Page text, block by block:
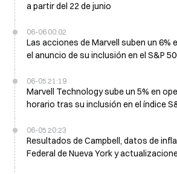
a partir del 22 de junio
06-06 00:02
Las acciones de Marvell suben un 6%
el anuncio de su inclusión en el S&P
06-05 21:19
Marvell Technology sube un 5% en
horario tras su inclusión en el índice
06-05 20:23
Resultados de Campbell, datos de
Federal de Nueva York y